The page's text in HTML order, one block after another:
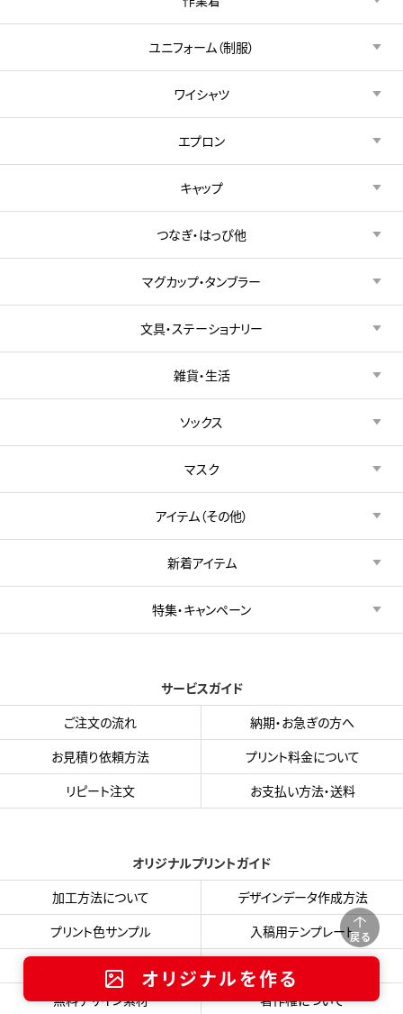
戻る
オリジナルを作る
ユニフォーム（制服）
ワイシャツ
エプロン
キャップ
つなぎ・はっぴ他
マグカップ・タンブラー
文具・ステーショナリー
雑貨・生活
ソックス
マスク
アイテム（その他）
新着アイテム
特集・キャンペーン
サービスガイド
ご注文の流れ
納期・お急ぎの方へ
お見積り依頼方法
プリント料金について
リピート注文
お支払い方法・送料
オリジナルプリントガイド
加工方法について
デザインデータ作成方法
プリント色サンプル
入稿用テンプレート
無料デザイン素材
著作権について